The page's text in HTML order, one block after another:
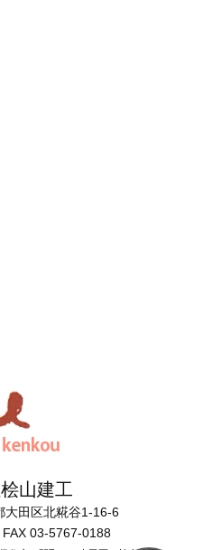
山建工
田区北糀谷1-16-6
03-5767-0188